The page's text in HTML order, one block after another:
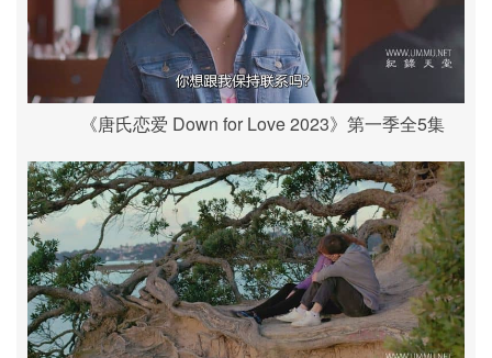
《唐氏恋爱 Down for Love 2023》第一季全5集